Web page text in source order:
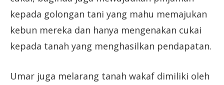
kepada golongan tani yang mahu memajukan
kebun mereka dan hanya mengenakan cukai
kepada tanah yang menghasilkan pendapatan.
Umar juga melarang tanah wakaf dimiliki oleh